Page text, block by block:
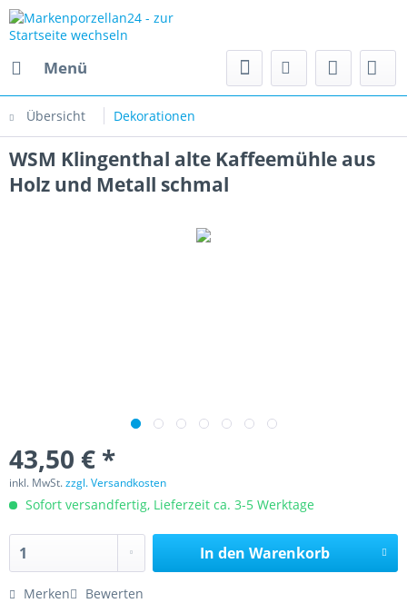
Menü
Übersicht Dekorationen
WSM Klingenthal alte Kaffeemühle aus
Holz und Metall schmal
43,50 € *
inkl. MwSt.zzgl. Versandkosten
Sofort versandfertig, Lieferzeit ca. 3-5 Werktage
In den Warenkorb
Merken Bewerten